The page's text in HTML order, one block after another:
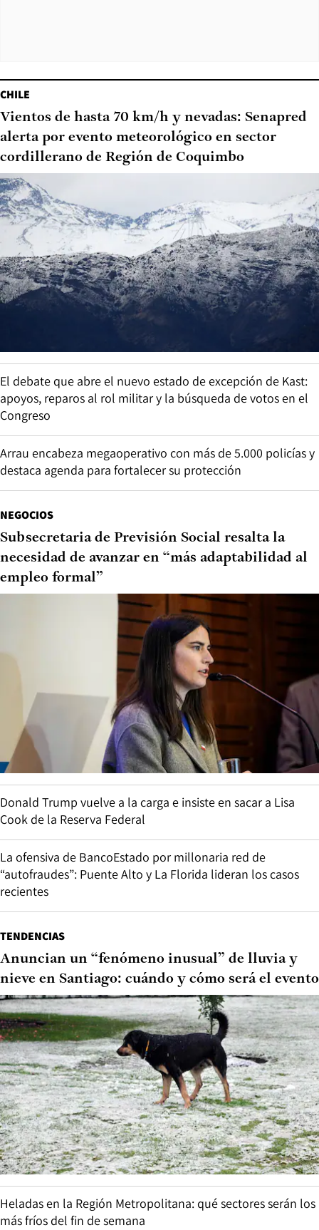
CHILE
Vientos de hasta 70 km/h y nevadas: Senapred
alerta por evento meteorológico en sector
cordillerano de Región de Coquimbo
El debate que abre el nuevo estado de excepción de Kast:
apoyos, reparos al rol militar y la búsqueda de votos en el
Congreso
Arrau encabeza megaoperativo con más de 5.000 policías y
destaca agenda para fortalecer su protección
NEGOCIOS
Subsecretaria de Previsión Social resalta la
necesidad de avanzar en “más adaptabilidad al
empleo formal”
Donald Trump vuelve a la carga e insiste en sacar a Lisa
Cook de la Reserva Federal
La ofensiva de BancoEstado por millonaria red de
“autofraudes”: Puente Alto y La Florida lideran los casos
recientes
TENDENCIAS
Anuncian un “fenómeno inusual” de lluvia y
nieve en Santiago: cuándo y cómo será el evento
Heladas en la Región Metropolitana: qué sectores serán los
más fríos del fin de semana